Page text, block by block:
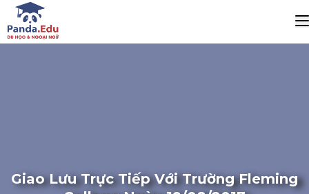
Giao Lưu Trực Tiếp Với Trường Fleming